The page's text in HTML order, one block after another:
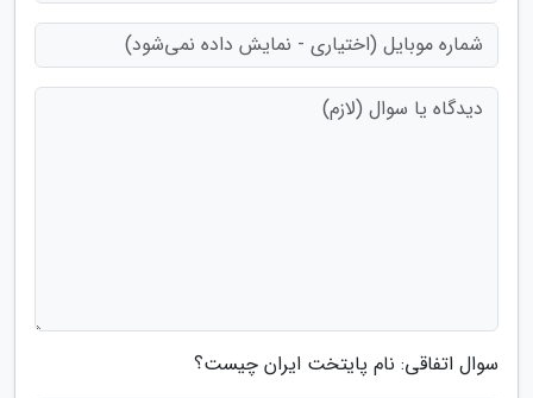
سوال اتفاقی: نام پایتخت ایران چیست؟